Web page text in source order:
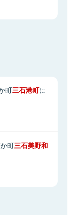
町三石港町に
町三石美野和